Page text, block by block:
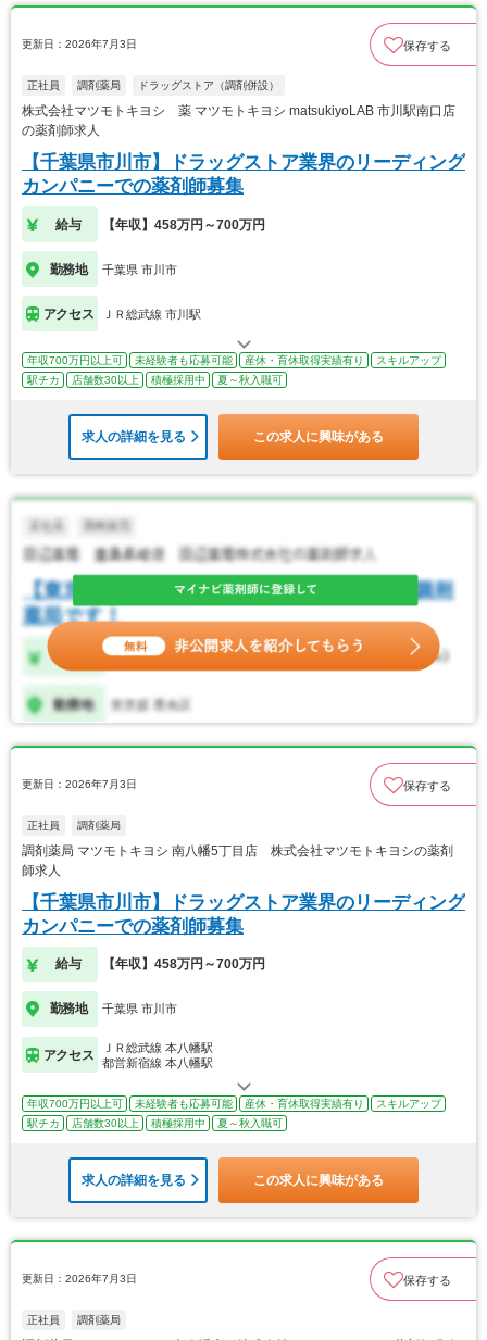
更新日：2026年7月3日 保存する
正社員 調剤薬局 ドラッグストア（調剤併設）
株式会社マツモトキヨシ 薬 マツモトキヨシ matsukiyoLAB 市川駅南口店
の薬剤師求人
【千葉県市川市】ドラッグストア業界のリーディング
カンパニーでの薬剤師募集
給与 【年収】458万円～700万円
勤務地 千葉県 市川市
アクセス ＪＲ総武線 市川駅
年収700万円以上可 未経験者も応募可能 産休・育休取得実績有り
スキルアップ
駅チカ
店舗数30以上 積極採用中 夏～秋入職可
求人の詳細を見る この求人に興味がある
更新日：2026年7月3日 保存する
正社員 調剤薬局
調剤薬局 マツモトキヨシ 南八幡5丁目店 株式会社マツモトキヨシの薬剤
師求人
【千葉県市川市】ドラッグストア業界のリーディング
カンパニーでの薬剤師募集
給与 【年収】458万円～700万円
勤務地 千葉県 市川市
アクセス
ＪＲ総武線 本八幡駅
都営新宿線 本八幡駅
年収700万円以上可 未経験者も応募可能 産休・育休取得実績有り
スキルアップ
駅チカ
店舗数30以上 積極採用中 夏～秋入職可
求人の詳細を見る この求人に興味がある
更新日：2026年7月3日 保存する
正社員 調剤薬局